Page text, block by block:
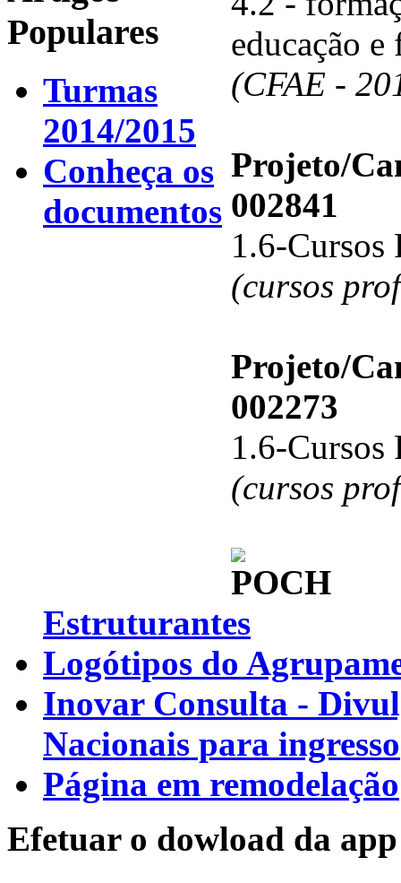
educação e
(CFAE -
Projeto/
002841
1.6-Cursos
(cursos
Projeto/
002273
1.6-Cursos
(cursos
Populares
Turmas
2014/2015
Conheça os
documentos
Estruturantes
Logótipos do
Inovar Consulta -
Nacionais para ingresso
Página em remodelação
Efetuar o dowload da